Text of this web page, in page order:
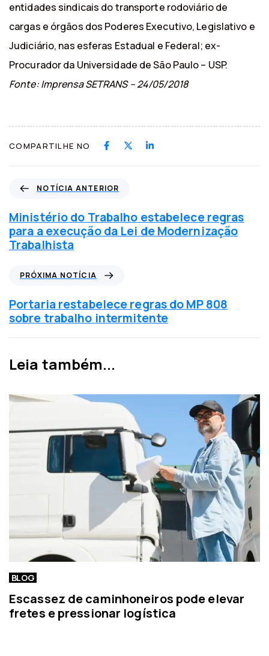
entidades sindicais do transporte rodoviário de
cargas e órgãos dos Poderes Executivo, Legislativo e
Judiciário, nas esferas Estadual e Federal; ex-
Procurador da Universidade de São Paulo – USP.
Fonte: Imprensa SETRANS – 24/05/2018
COMPARTILHE NO
t
í
c
i
t
e
r
o
NOTÍCIA ANTERIOR
Ministério do Trabalho estabelece regras
para a execução da Lei de Modernização
Trabalhista
ó
x
i
m
n
t
i
PRÓXIMA NOTÍCIA
Portaria restabelece regras do MP 808
sobre trabalho intermitente
Leia também...
BLOG
Escassez de caminhoneiros pode elevar
fretes e pressionar logística